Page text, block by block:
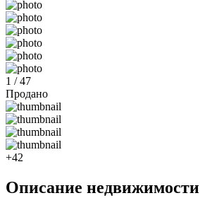
1 / 47
Продано
+42
Описание недвижимости